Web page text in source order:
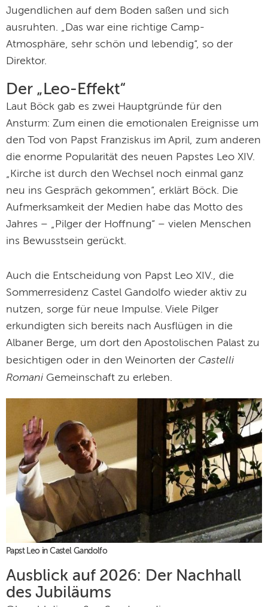
Jugendlichen auf dem Boden saßen und sich
ausruhten. „Das war eine richtige Camp-
Atmosphäre, sehr schön und lebendig“, so der
Direktor.
Der „Leo-Effekt“
Laut Böck gab es zwei Hauptgründe für den
Ansturm: Zum einen die emotionalen Ereignisse um
den Tod von Papst Franziskus im April, zum anderen
die enorme Popularität des neuen Papstes Leo XIV.
„Kirche ist durch den Wechsel noch einmal ganz
neu ins Gespräch gekommen“, erklärt Böck. Die
Aufmerksamkeit der Medien habe das Motto des
Jahres – „Pilger der Hoffnung“ – vielen Menschen
ins Bewusstsein gerückt.
Auch die Entscheidung von Papst Leo XIV., die
Sommerresidenz Castel Gandolfo wieder aktiv zu
nutzen, sorge für neue Impulse. Viele Pilger
erkundigten sich bereits nach Ausflügen in die
Albaner Berge, um dort den Apostolischen Palast zu
besichtigen oder in den Weinorten der Castelli
Romani Gemeinschaft zu erleben.
Papst Leo in Castel Gandolfo
Ausblick auf 2026: Der Nachhall
des Jubiläums